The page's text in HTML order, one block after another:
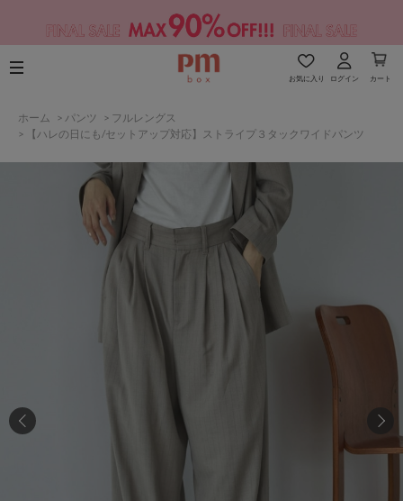
お気に入り ログイン カート
ホーム > パンツ > フルレングス
>
【ハレの日にも/セットアップ対応】ストライプ３タックワイドパンツ